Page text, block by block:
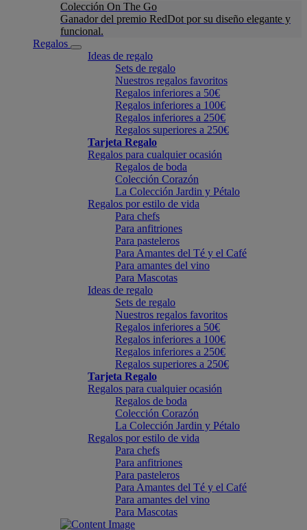
Colección On The Go
Ganador del premio RedDot por su diseño elegante y
funcional.
Regalos
Ideas de regalo
Sets de regalo
Nuestros regalos favoritos
Regalos inferiores a 50€
Regalos inferiores a 100€
Regalos inferiores a 250€
Regalos superiores a 250€
Tarjeta Regalo
Regalos para cualquier ocasión
Regalos de boda
Colección Corazón
La Colección Jardin y Pétalo
Regalos por estilo de vida
Para chefs
Para anfitriones
Para pasteleros
Para Amantes del Té y el Café
Para amantes del vino
Para Mascotas
Ideas de regalo
Sets de regalo
Nuestros regalos favoritos
Regalos inferiores a 50€
Regalos inferiores a 100€
Regalos inferiores a 250€
Regalos superiores a 250€
Tarjeta Regalo
Regalos para cualquier ocasión
Regalos de boda
Colección Corazón
La Colección Jardin y Pétalo
Regalos por estilo de vida
Para chefs
Para anfitriones
Para pasteleros
Para Amantes del Té y el Café
Para amantes del vino
Para Mascotas